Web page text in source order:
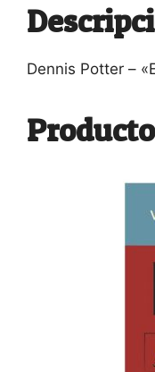
Dennis Potter –